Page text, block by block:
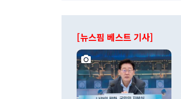
[뉴스핌 베스트 기사]